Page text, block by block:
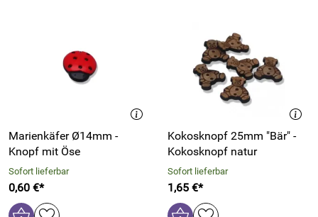
Marienkäfer Ø14mm -
Knopf mit Öse
Sofort lieferbar
0,60 €*
Kokosknopf 25mm "Bär" -
Kokosknopf natur
Sofort lieferbar
1,65 €*